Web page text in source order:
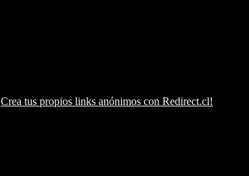
Crea tus propios links anónimos con Redirect.cl!